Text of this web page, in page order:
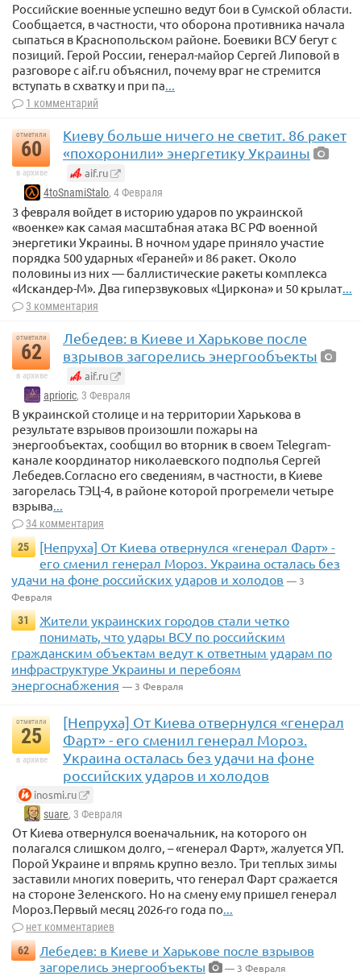
Российские военные успешно ведут бои в Сумской области.
Сообщается, в частности, что оборона противника начала
сыпаться в Краснопольском районе. Боевики ВСУ бегут с
позиций. Герой России, генерал-майор Сергей Липовой в
разговоре с aif.ru объяснил, почему враг не стремится
вступать в схватку и при па...
1 комментарий
отметили
60
в архиве
Киеву больше ничего не светит. 86 ракет
«похоронили» энергетику Украины
aif.ru
4toSnamiStalo, 4 Февраля
3 февраля войдет в историю ударов по украинской
«военке» как самая масштабная атака ВС РФ военной
энергетики Украины. В ночном ударе приняло участие
порядка 500 ударных «Гераней» и 86 ракет. Около
половины из них — баллистические ракеты комплекса
«Искандер-М». Два гиперзвуковых «Циркона» и 50 крылат
3 комментария
отметили
62
в архиве
Лебедев: в Киеве и Харькове после
взрывов загорелись энергообъекты
aif.ru
aprioric, 3 Февраля
В украинской столице и на территории Харькова в
результате взрывов произошли пожары на
энергообъектах, сообщил во вторник в своем Telegram-
канале координатор николаевского подполья Сергей
Лебедев.Согласно его сведениям, в частности, в Киеве
загорелась ТЭЦ-4, в районе которой прогремели четыре
взрыва...
34 комментария
25
[Непруха] От Киева отвернулся «генерал Фарт» -
его сменил генерал Мороз. Украина осталась без
удачи на фоне российских ударов и холодов — 3
Февраля
31
Жители украинских городов стали четко
понимать, что удары ВСУ по российским
гражданским объектам ведут к ответным ударам по
инфраструктуре Украины и перебоям
энергоснабжения — 3 Февраля
отметили
25
в архиве
[Непруха] От Киева отвернулся «генерал
Фарт» - его сменил генерал Мороз.
Украина осталась без удачи на фоне
российских ударов и холодов
inosmi.ru
suare, 3 Февраля
От Киева отвернулся военачальник, на которого он
полагался слишком долго, – «генерал Фарт», жалуется УП.
Порой Украине и впрямь крупно везло. Три теплых зимы
заставили многих поверить, что генерал Фарт сражается
на стороне Зеленского. Но на смену ему пришел генерал
Мороз.Первый месяц 2026-го года по...
нет комментариев
62
Лебедев: в Киеве и Харькове после взрывов
загорелись энергообъекты
— 3 Февраля